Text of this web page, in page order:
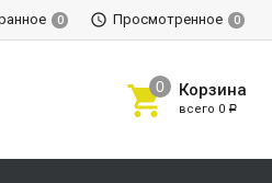
0 Просмотренное 0
Корзина
всего 0 Р